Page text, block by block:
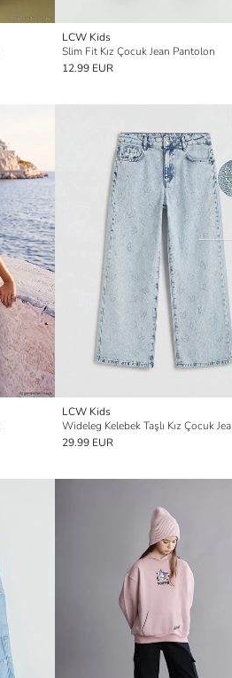
LCW Kids
Slim Fit Kız Çocuk Jean Pantolon
12.99 EUR
LCW Kids
29.99 EUR